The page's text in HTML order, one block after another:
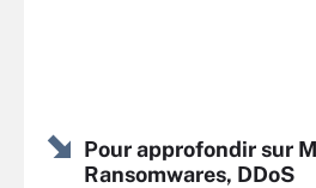
Pour approfondir sur
Ransomwares, DDoS